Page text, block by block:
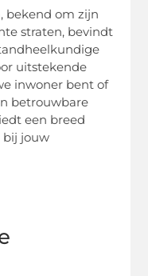
bekend om zijn
straten, bevindt
uitstekende
inwoner bent of
betrouwbare
een breed
bij jouw